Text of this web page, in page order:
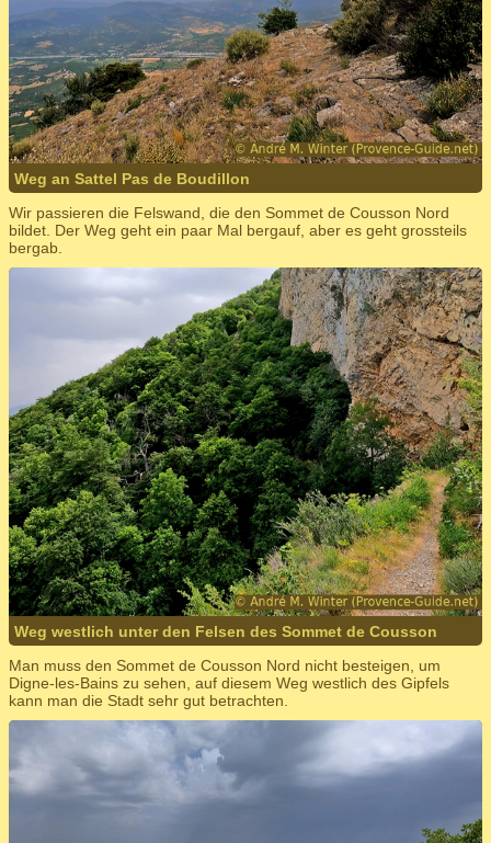
Weg an Sattel Pas de Boudillon
Wir passieren die Felswand, die den Sommet de Cousson Nord
bildet. Der Weg geht ein paar Mal bergauf, aber es geht grossteils
bergab.
Weg westlich unter den Felsen des Sommet de Cousson
Man muss den Sommet de Cousson Nord nicht besteigen, um
Digne-les-Bains zu sehen, auf diesem Weg westlich des Gipfels
kann man die Stadt sehr gut betrachten.